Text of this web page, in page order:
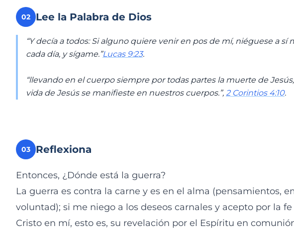
02 Lee la Palabra de Dios
“Y decía a todos: Si alguno quiere venir en pos de mí, niéguese a sí
cada día, y sígame.”Lucas 9:23.
“llevando en el cuerpo siempre por todas partes la muerte de
vida de Jesús se manifieste en nuestros cuerpos.”, 2 Corintios 4:10.
03 Reflexiona
Entonces, ¿Dónde está la guerra?
La guerra es contra la carne y es en el alma (pensamientos,
voluntad); si me niego a los deseos carnales y acepto por la
Cristo en mí, esto es, su revelación por el Espíritu en